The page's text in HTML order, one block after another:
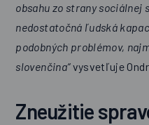
obsahu zo strany sociálnej
nedostatočná ľudská
podobných problémov,
slovenčina“vysvetľuje
Zneužitie